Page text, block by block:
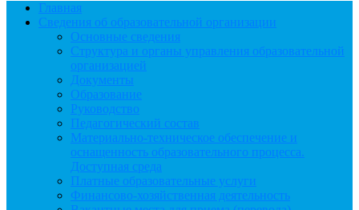
Главная
Сведения об образовательной организации
Основные сведения
Структура и органы управления образовательной
организацией
Документы
Образование
Руководство
Педагогический состав
Материально-техническое обеспечение и
оснащенность образовательного процесса.
Доступная среда
Платные образовательные услуги
Финансово-хозяйственная деятельность